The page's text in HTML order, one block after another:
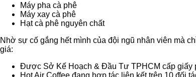
Máy pha cà phê
Máy xay cà phê
Hạt cà phê nguyên chất
Nhờ sự cố gắng hết mình của đội ngũ nhân viên mà
giá:
Được Sở Kế Hoạch & Đầu Tư TPHCM cấp giấy
Hot Air Coffee đang hợp tác liên kết trên 10 đối